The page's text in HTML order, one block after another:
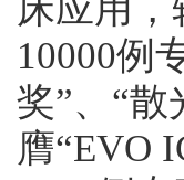
床应用
10000例
奖”、“
膺“EVO